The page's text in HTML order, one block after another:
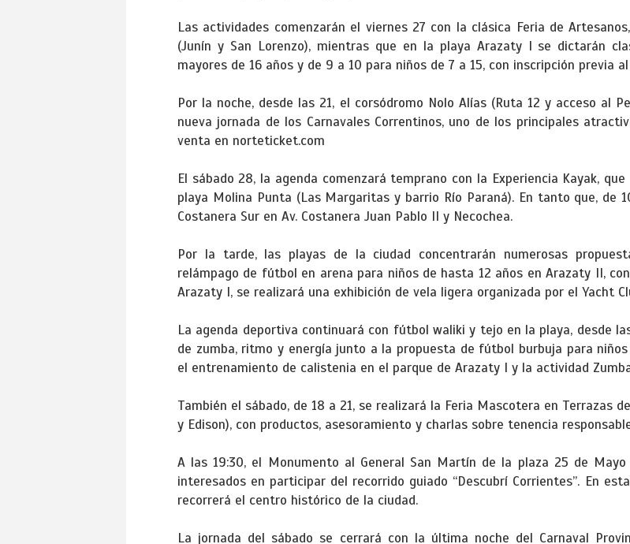
Las actividades comenzarán el viernes 27 con la clásica Feria de
(Junín y San Lorenzo), mientras que en la playa Arazaty I se dictarán
mayores de 16 años y de 9 a 10 para niños de 7 a 15, con inscripción previa al
Por la noche, desde las 21, el corsódromo Nolo Alías (Ruta 12 y acceso al
nueva jornada de los Carnavales Correntinos, uno de los principales
venta en norteticket.com
El sábado 28, la agenda comenzará temprano con la Experiencia Kayak,
playa Molina Punta (Las Margaritas y barrio Río Paraná). En tanto que, de
Costanera Sur en Av. Costanera Juan Pablo II y Necochea.
Por la tarde, las playas de la ciudad concentrarán numerosas
relámpago de fútbol en arena para niños de hasta 12 años en Arazaty II,
Arazaty I, se realizará una exhibición de vela ligera organizada por el Yacht
La agenda deportiva continuará con fútbol waliki y tejo en la playa, desde
de zumba, ritmo y energía junto a la propuesta de fútbol burbuja para
el entrenamiento de calistenia en el parque de Arazaty I y la actividad
También el sábado, de 18 a 21, se realizará la Feria Mascotera en Terrazas
y Edison), con productos, asesoramiento y charlas sobre tenencia
A las 19:30, el Monumento al General San Martín de la plaza 25 de
interesados en participar del recorrido guiado “Descubrí Corrientes”. En
recorrerá el centro histórico de la ciudad.
La jornada del sábado se cerrará con la última noche del Carnaval